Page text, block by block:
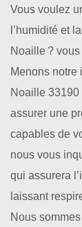
Vous voulez
l’humidité et
Noaille ?
Menons notre
Noaille
assurer une
capables de
nous vous
qui assurera
laissant
Nous